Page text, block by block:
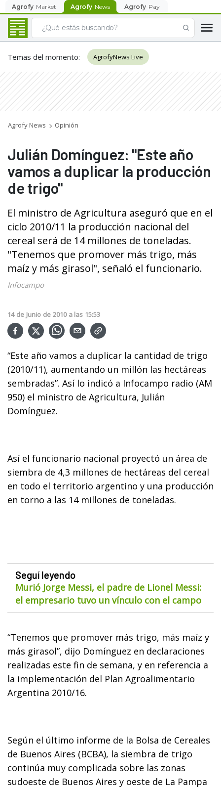
Agrofy Market Agrofy News Agrofy Pay
Temas del momento: AgrofyNews Live
Agrofy News Opinión
Julián Domínguez: "Este año
vamos a duplicar la producción
de trigo"
El ministro de Agricultura aseguró que en el
ciclo 2010/11 la producción nacional del
cereal será de 14 millones de toneladas.
"Tenemos que promover más trigo, más
maíz y más girasol", señaló el funcionario.
Infocampo
14 de Junio de 2010 a las 15:53
“Este año vamos a duplicar la cantidad de trigo
(2010/11), aumentando un millón las hectáreas
sembradas”. Así lo indicó a Infocampo radio (AM
950) el ministro de Agricultura, Julián
Domínguez.
Así el funcionario nacional proyectó un área de
siembra de 4,3 millones de hectáreas del cereal
en todo el territorio argentino y una producción
en torno a las 14 millones de toneladas.
Seguí leyendo
Murió Jorge Messi, el padre de Lionel Messi:
el empresario tuvo un vínculo con el campo
“Tenemos que promover más trigo, más maíz y
más girasol”, dijo Domínguez en declaraciones
realizadas este fin de semana, y en referencia a
la implementación del Plan Agroalimentario
Argentina 2010/16.
Según el último informe de la Bolsa de Cereales
de Buenos Aires (BCBA), la siembra de trigo
continúa muy complicada sobre las zonas
sudoeste de Buenos Aires y oeste de La Pampa